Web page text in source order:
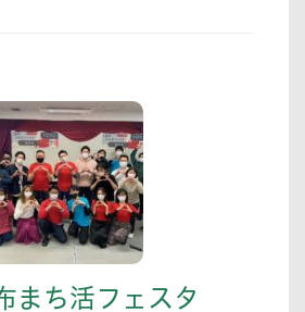
まち活フェスタ